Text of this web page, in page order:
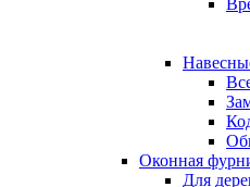
Оконная
Для